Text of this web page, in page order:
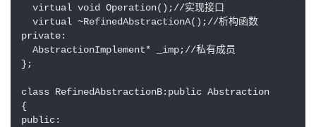
  virtual void Operation();//实现接口
  virtual ~RefinedAbstractionA();//析构函数
private:
  AbstractionImplement* _imp;//私有成员
};
class RefinedAbstractionB:public Abstraction
{
public: